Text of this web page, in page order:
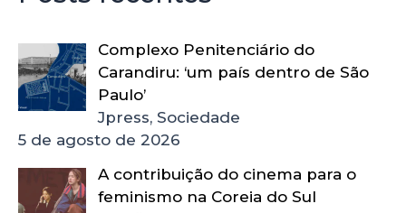
Complexo Penitenciário do
Carandiru: ‘um país dentro de São
Paulo’
Jpress, Sociedade
5 de agosto de 2026
A contribuição do cinema para o
feminismo na Coreia do Sul